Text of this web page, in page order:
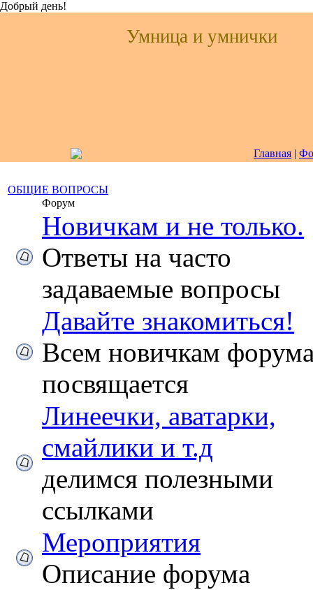
Добрый день!
Умница и умнички
Главная |
ОБЩИЕ ВОПРОСЫ
Форум
Новичкам и не только.
Ответы на часто
задаваемые вопросы
Давайте знакомиться!
Всем новичкам
посвящается
Линеечки, аватарки,
смайлики и т.д
делимся полезными
ссылками
Мероприятия
Описание форума